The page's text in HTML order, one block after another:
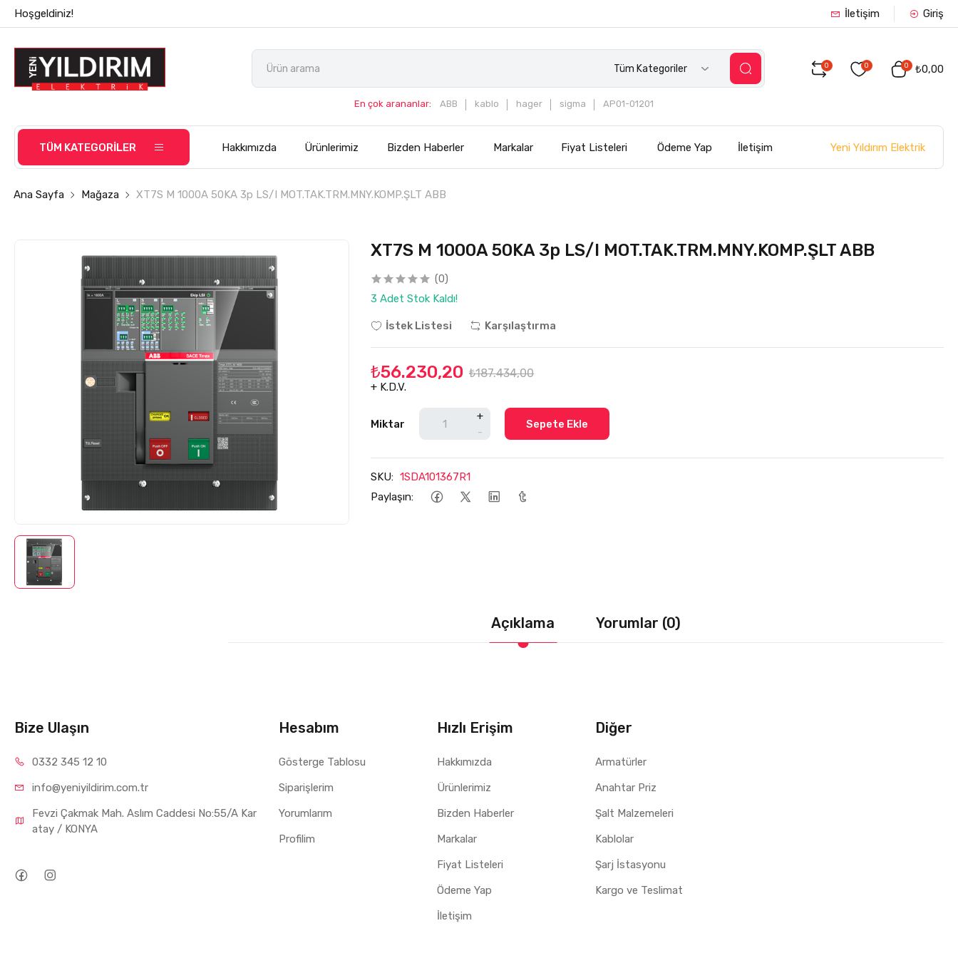
Hoşgeldiniz! İletişim Giriş
Tüm Kategoriler
En çok arananlar: ABB kablo hager sigma AP01-01201
0 0 0 ₺0,00
TÜM KATEGORİLER Hakkımızda Ürünlerimiz Bizden Haberler Markalar Fiyat Listeleri Ödeme Yap İletişim Yeni Yıldırım Elektrik
Ana Sayfa Mağaza XT7S M 1000A 50KA 3p LS/I MOT.TAK.TRM.MNY.KOMP.ŞLT ABB
XT7S M 1000A 50KA 3p LS/I MOT.TAK.TRM.MNY.KOMP.ŞLT ABB
(0)
3 Adet Stok Kaldı!
İstek Listesi Karşılaştırma
₺56.230,20 ₺187.434,00
+ K.D.V.
Miktar
+
-
Sepete Ekle
SKU: 1SDA101367R1
Paylaşın:
Açıklama Yorumlar (0)
Bize Ulaşın
0332 345 12 10
info@yeniyildirim.com.tr
Fevzi Çakmak Mah. Aslım Caddesi No:55/A Kar
atay / KONYA
Hesabım
Gösterge Tablosu
Siparişlerim
Yorumlarım
Profilim
Hızlı Erişim
Hakkımızda
Ürünlerimiz
Bizden Haberler
Markalar
Fiyat Listeleri
Ödeme Yap
İletişim
Diğer
Armatürler
Anahtar Priz
Şalt Malzemeleri
Kablolar
Şarj İstasyonu
Kargo ve Teslimat